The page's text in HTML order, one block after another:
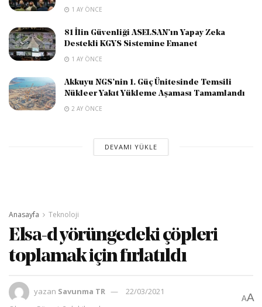
1 AY ÖNCE
81 İlin Güvenliği ASELSAN’ın Yapay Zeka
Destekli KGYS Sistemine Emanet
1 AY ÖNCE
Akkuyu NGS’nin 1. Güç Ünitesinde Temsili
Nükleer Yakıt Yükleme Aşaması Tamamlandı
2 AY ÖNCE
DEVAMI YÜKLE
Anasayfa Teknoloji
Elsa-d yörüngedeki çöpleri
toplamak için fırlatıldı
yazan Savunma TR
22/03/2021
AA